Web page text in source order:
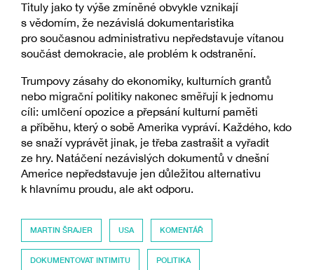
Tituly jako ty výše zmíněné obvykle vznikají
s vědomím, že nezávislá dokumentaristika
pro současnou administrativu nepředstavuje vítanou
součást demokracie, ale problém k odstranění.
Trumpovy zásahy do ekonomiky, kulturních grantů
nebo migrační politiky nakonec směřují k jednomu
cíli: umlčení opozice a přepsání kulturní paměti
a příběhu, který o sobě Amerika vypráví. Každého, kdo
se snaží vyprávět jinak, je třeba zastrašit a vyřadit
ze hry. Natáčení nezávislých dokumentů v dnešní
Americe nepředstavuje jen důležitou alternativu
k hlavnímu proudu, ale akt odporu.
MARTIN ŠRAJER USA KOMENTÁŘ
DOKUMENTOVAT INTIMITU POLITIKA